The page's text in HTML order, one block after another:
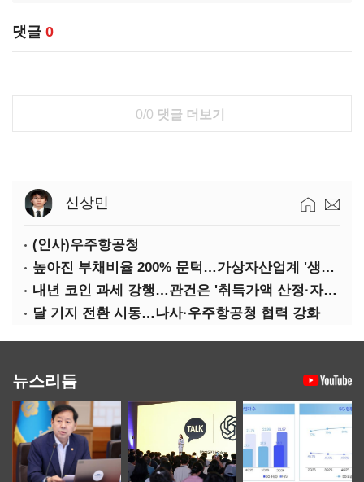
댓글 0
0/0 댓글 더보기
신상민
(인사)우주항공청
높아진 부채비율 200% 문턱…가상자산업계 '생존 시험대'
내년 코인 과세 강행…관건은 '취득가액 산정·자산 이동'
달 기지 전환 시동…나사·우주항공청 협력 강화
뉴스리듬